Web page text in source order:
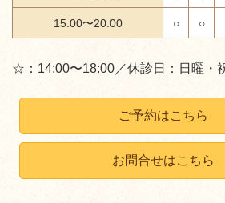
15:00〜20:00 ○ ○
☆：14:00〜18:00／休診日：日曜・
ご予約はこちら
お問合せはこちら